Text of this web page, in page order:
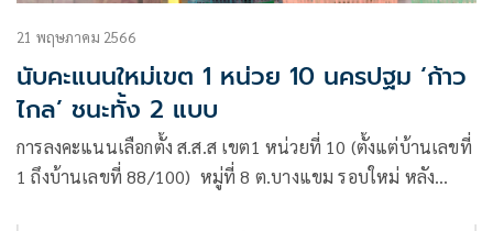
21 พฤษภาคม 2566
นับคะแนนใหม่เขต 1 หน่วย 10 นครปฐม ‘ก้าว
ไกล’ ชนะทั้ง 2 แบบ
การลงคะแนนเลือกตั้ง ส.ส.ส เขต1 หน่วยที่ 10 (ตั้งแต่บ้านเลขที่
1 ถึงบ้านเลขที่ 88/100) หมู่ที่ 8 ต.บางแขม รอบใหม่ หลัง